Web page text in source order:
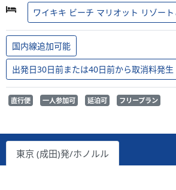
ワイキキ ビーチ マリオット リゾー
国内線追加可能
出発日30日前または40日前から取消料発生
直行便 一人参加可 延泊可 フリープラン
東京 (成田)発/ホノルル